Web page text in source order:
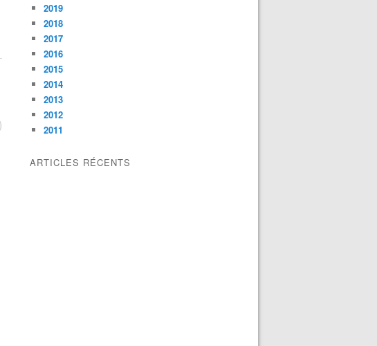
2019
2018
2017
2016
2015
2014
2013
2012
2011
ARTICLES RÉCENTS